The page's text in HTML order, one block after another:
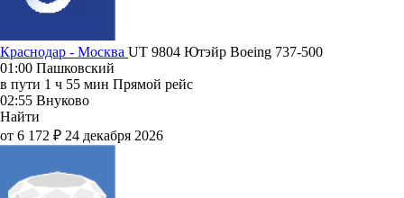
Краснодар - Москва UT 9804 Ютэйр Boeing 737-500
01:00 Пашковский
в пути 1 ч 55 мин Прямой рейс
02:55 Внуково
Найти
от 6 172 ₽ 24 декабря 2026